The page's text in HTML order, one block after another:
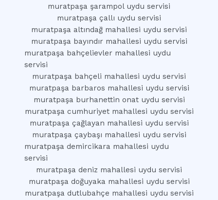
muratpaşa şarampol uydu servisi
muratpaşa çallı uydu servisi
muratpaşa altındağ mahallesi uydu servisi
muratpaşa bayındır mahallesi uydu servisi
muratpaşa bahçelievler mahallesi uydu
servisi
muratpaşa bahçeli mahallesi uydu servisi
muratpaşa barbaros mahallesi uydu servisi
muratpaşa burhanettin onat uydu servisi
muratpaşa cumhuriyet mahallesi uydu servisi
muratpaşa çağlayan mahallesi uydu servisi
muratpaşa çaybaşı mahallesi uydu servisi
muratpaşa demircikara mahallesi uydu
servisi
muratpaşa deniz mahallesi uydu servisi
muratpaşa doğuyaka mahallesi uydu servisi
muratpaşa dutlubahçe mahallesi uydu servisi